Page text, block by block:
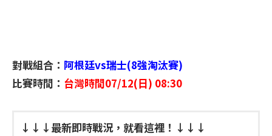
對戰組合： 阿根廷vs瑞士(8強淘汰賽)
比賽時間： 台灣時間07/12(日) 08:30
↓↓↓最新即時戰況，就看這裡！↓↓↓